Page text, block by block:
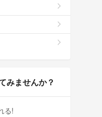
みませんか？
る!